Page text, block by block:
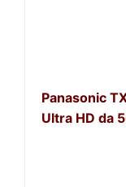
Panasonic
Ultra HD da